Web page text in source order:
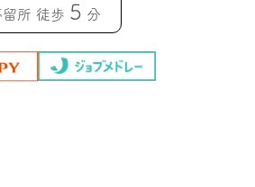
留所 徒歩 5 分